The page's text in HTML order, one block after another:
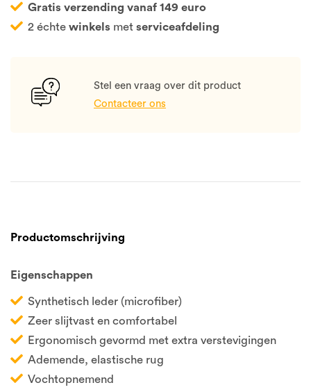
Gratis verzending vanaf 149 euro
2 échte winkels met serviceafdeling
Stel een vraag over dit product
Contacteer ons
Productomschrijving
Eigenschappen
Synthetisch leder (microfiber)
Zeer slijtvast en comfortabel
Ergonomisch gevormd met extra verstevigingen
Ademende, elastische rug
Vochtopnemend